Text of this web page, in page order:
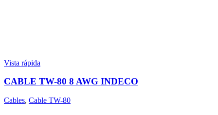
Vista rápida
CABLE TW-80 8 AWG INDECO
Cables, Cable TW-80